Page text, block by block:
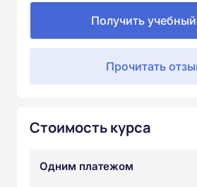
Получить
Прочитать
Стоимость курса
Одним платежом